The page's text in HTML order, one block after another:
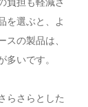
を選ぶと、よ
スの製品は、
いです。
らさらとした